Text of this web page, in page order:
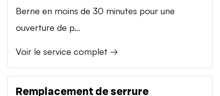
Berne en moins de 30 minutes pour une
ouverture de p...
Voir le service complet →
Remplacement de serrure